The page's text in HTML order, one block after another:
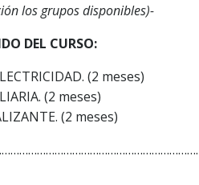
los grupos disponibles)-
DEL CURSO:
(2 meses)
(2 meses)
(2 meses)